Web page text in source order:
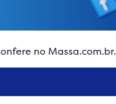
no Massa.com.br.